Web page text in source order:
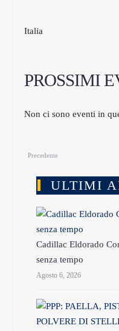
Italia
PROSSIMI
Non ci sono eventi in
Precedente
ULTIMI
Cadillac Eldorado
senza tempo
Agosto 6, 2026